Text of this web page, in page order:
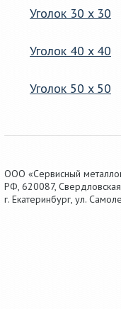
Уголок 30 x 30
Уголок 40 x 40
Уголок 50 x 50
Швеллер 100 x
ООО «Сервисный
РФ, 620087,
г. Екатеринбург, ул.